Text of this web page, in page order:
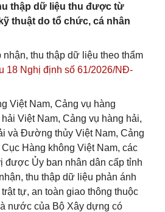
thập dữ liệu thu được từ
thuật do tổ chức, cá nhân
thu thập dữ liệu theo thẩm
18 Nghị định số 61/2026/NĐ-
Việt Nam, Cảng vụ hàng
Việt Nam, Cảng vụ hàng hải,
và Đường thủy Việt Nam, Cảng
Hàng không Việt Nam, các
được Ủy ban nhân dân cấp tỉnh
thu thập dữ liệu phản ánh
tự, an toàn giao thông thuộc
nước của Bộ Xây dựng có